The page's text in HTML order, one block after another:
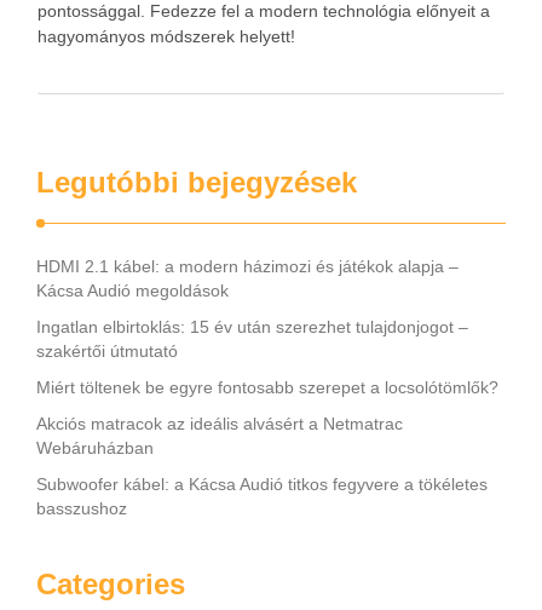
pontossággal. Fedezze fel a modern technológia előnyeit a
hagyományos módszerek helyett!
Legutóbbi bejegyzések
HDMI 2.1 kábel: a modern házimozi és játékok alapja –
Kácsa Audió megoldások
Ingatlan elbirtoklás: 15 év után szerezhet tulajdonjogot –
szakértői útmutató
Miért töltenek be egyre fontosabb szerepet a locsolótömlők?
Akciós matracok az ideális alvásért a Netmatrac
Webáruházban
Subwoofer kábel: a Kácsa Audió titkos fegyvere a tökéletes
basszushoz
Categories